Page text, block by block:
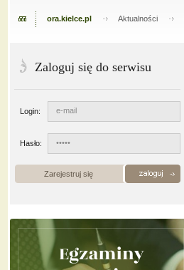
ora.kielce.pl Aktualności
Zaloguj się do serwisu
Login:
Hasło:
Zarejestruj się